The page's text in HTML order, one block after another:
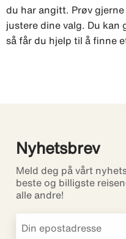
du har angitt. Prøv
justere dine valg. Du kan
så får du hjelp til å finne
Nyhetsbrev
Meld deg på vårt
beste og billigste
alle andre!